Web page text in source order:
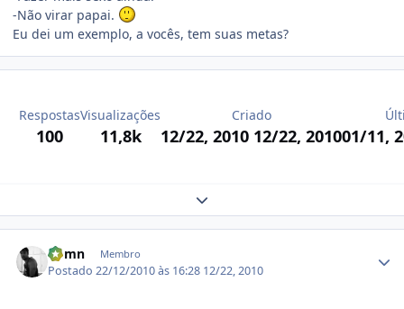
-Não virar papai.
Eu dei um exemplo, a vocês, tem suas metas?
Respostas
100
Visualizações
11,8k
Criado
12/22, 2010 12/22, 201001/11,
Expand topic overview
dpmn Membro
Postado22/12/2010 às 16:28 12/22, 2010